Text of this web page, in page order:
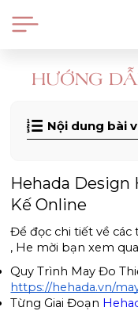
HƯỚNG
Nội dung bài
Hehada
Kế Online
Để đọc chi tiết về các
, He mời bạn xem
https://hehada.vn/
Từng Giai Đoạn